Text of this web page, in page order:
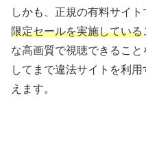
しかも、正規の有料サイト
限定セールを実施している
な高画質で視聴できるこ
してまで違法サイトを利
えます。